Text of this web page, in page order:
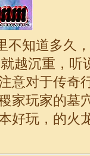
知道多久
越沉重，听
意对于传奇
家玩家的墓
好玩，的火